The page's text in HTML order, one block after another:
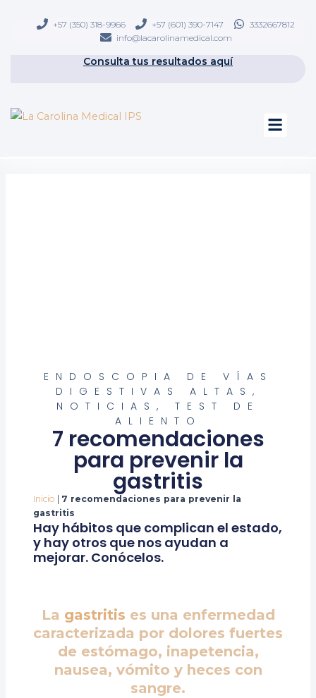
+57 (350) 318-9966 +57 (601) 390-7147
3332667812
info@lacarolinamedical.com
Consulta tus resultados aquí
ENDOSCOPIA DE VÍAS
DIGESTIVAS ALTAS ,
NOTICIAS , TEST DE
ALIENTO
7 recomendaciones
para prevenir la
gastritis
Inicio | 7 recomendaciones para prevenir la
gastritis
Hay hábitos que complican el estado,
y hay otros que nos ayudan a
mejorar. Conócelos.
La gastritis es una enfermedad
caracterizada por dolores fuertes
de estómago, inapetencia,
nausea, vómito y heces con
sangre.